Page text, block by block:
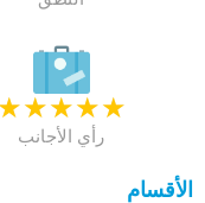
★
★
★
★
★
رأي الأجانب
الأقسام